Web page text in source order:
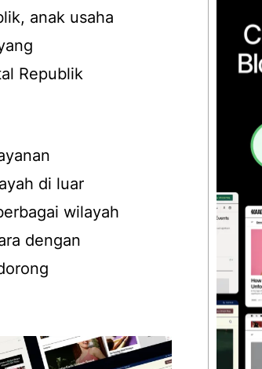
anak usaha
Republik
di luar
wilayah
dengan